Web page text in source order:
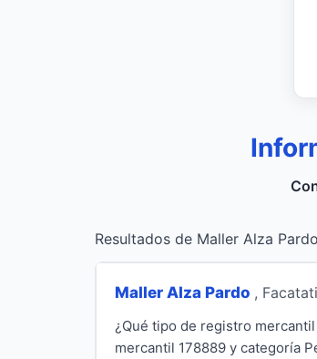
Resultados de Maller Alza Pardo
Maller Alza Pardo ,
¿Qué tipo de registro
mercantil 178889 y categoría